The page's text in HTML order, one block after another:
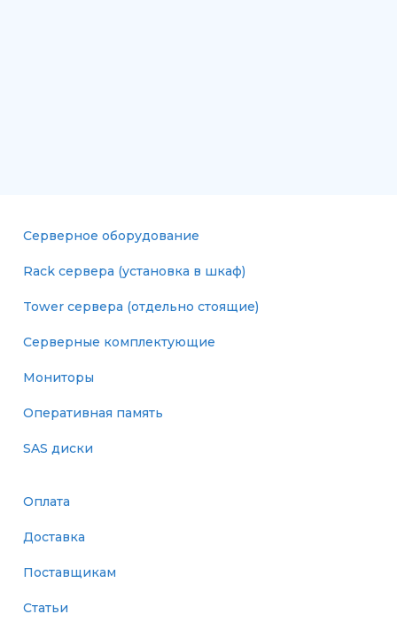
Серверное оборудование
Rack сервера (установка в шкаф)
Tower сервера (отдельно стоящие)
Серверные комплектующие
Мониторы
Оперативная память
SAS диски
Оплата
Доставка
Поставщикам
Статьи